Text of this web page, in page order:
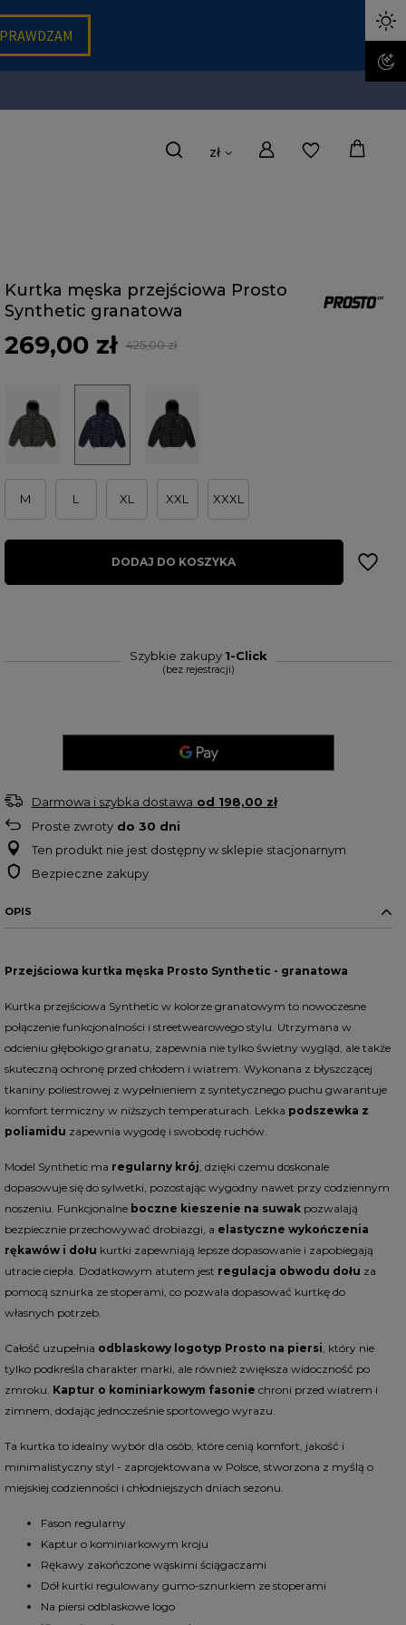
zł
Kurtka męska przejściowa Prosto
Synthetic granatowa
269,00 zł 425,00 zł
M L XL XXL XXXL
DODAJ DO KOSZYKA
Szybkie zakupy 1-Click
(bez rejestracji)
Darmowa i szybka dostawa od 198,00 zł
Proste zwrotydo 30 dni
Ten produkt nie jest dostępny w sklepie stacjonarnym
Bezpieczne zakupy
OPIS
Przejściowa kurtka męska Prosto Synthetic - granatowa
Kurtka przejściowa Synthetic w kolorze granatowym to nowoczesne
połączenie funkcjonalności i streetwearowego stylu. Utrzymana w
odcieniu głębokigo granatu, zapewnia nie tylko świetny wygląd, ale także
skuteczną ochronę przed chłodem i wiatrem. Wykonana z błyszczącej
tkaniny poliestrowej z wypełnieniem z syntetycznego puchu gwarantuje
komfort termiczny w niższych temperaturach. Lekka podszewka z
poliamidu zapewnia wygodę i swobodę ruchów.
Model Synthetic ma regularny krój , dzięki czemu doskonale
dopasowuje się do sylwetki, pozostając wygodny nawet przy codziennym
noszeniu. Funkcjonalne boczne kieszenie na suwakpozwalają
bezpiecznie przechowywać drobiazgi, a elastyczne wykończenia
rękawów i dołu kurtki zapewniają lepsze dopasowanie i zapobiegają
utracie ciepła. Dodatkowym atutem jest regulacja obwodu dołu za
pomocą sznurka ze stoperami, co pozwala dopasować kurtkę do
własnych potrzeb.
Całość uzupełnia odblaskowy logotyp Prosto na piersi , który nie
tylko podkreśla charakter marki, ale również zwiększa widoczność po
zmroku. Kaptur o kominiarkowym fasonie chroni przed wiatrem i
zimnem, dodając jednocześnie sportowego wyrazu.
Ta kurtka to idealny wybór dla osób, które cenią komfort, jakość i
minimalistyczny styl - zaprojektowana w Polsce, stworzona z myślą o
miejskiej codzienności i chłodniejszych dniach sezonu.
Fason regularny
Kaptur o kominiarkowym kroju
Rękawy zakończone wąskimi ściągaczami
Dół kurtki regulowany gumo-sznurkiem ze stoperami
Na piersi odblaskowe logo